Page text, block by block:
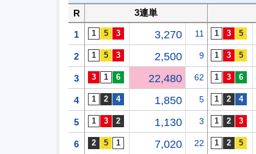
R 3連単
1 3,270 11
2 2,500 9
3 22,480 62
4 1,850 5
5 1,130 3
6 7,020 22